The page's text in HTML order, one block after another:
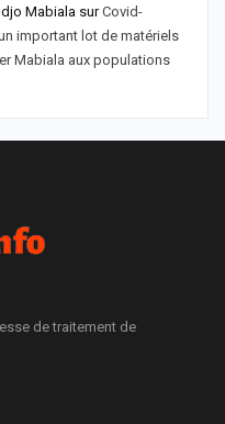
Mabiala surCovid-
important lot de matériels
Mabiala aux populations
de traitement de